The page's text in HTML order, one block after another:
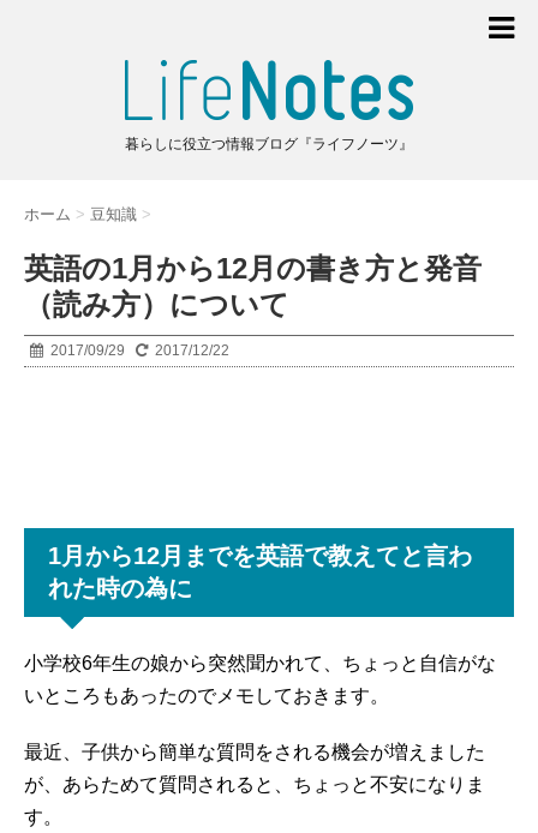
暮らしに役立つ情報ブログ『ライフノーツ』
ホーム > 豆知識 >
英語の1月から12月の書き方と発音
（読み方）について
2017/09/29 2017/12/22
1月から12月までを英語で教えてと言わ
れた時の為に
小学校6年生の娘から突然聞かれて、ちょっと自信がな
いところもあったのでメモしておきます。
最近、子供から簡単な質問をされる機会が増えました
が、あらためて質問されると、ちょっと不安になりま
す。